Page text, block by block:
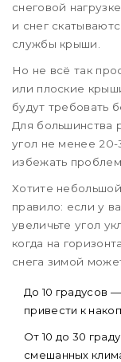
снеговой
и снег
службы крыши.
Но не всё так
или плоские
будут требовать
Для большинства
угол не менее 20-
избежать
Хотите
правило: если у
увеличьте угол
когда на
снега зимой
До 10 градусов
привести к
От 10 до 30
смешанных